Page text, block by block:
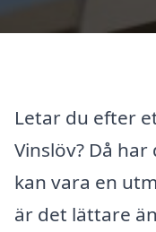
Letar du efter
Vinslöv? Då
kan vara en
är det lättare